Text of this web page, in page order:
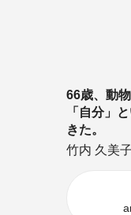
66歳、動
「自分」
きた。
竹内 久美子